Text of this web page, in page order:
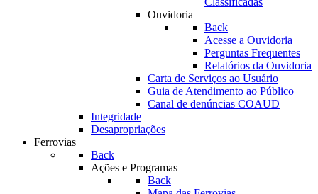
Ouvidoria
Back
Acesse a Ouvidoria
Perguntas Frequentes
Relatórios da Ouvidoria
Carta de Serviços ao Usuário
Guia de Atendimento ao Público
Canal de denúncias COAUD
Integridade
Desapropriações
Ferrovias
Back
Ações e Programas
Back